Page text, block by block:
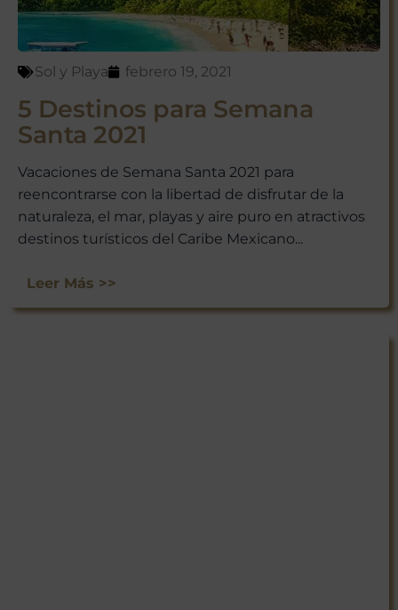
Sol y Playa febrero 19, 2021
5 Destinos para Semana
Santa 2021
Vacaciones de Semana Santa 2021 para
reencontrarse con la libertad de disfrutar de la
naturaleza, el mar, playas y aire puro en atractivos
destinos turísticos del Caribe Mexicano...
Leer Más >>
ofertas exclusivas y consejos de
viaje directamente en tu bandeja
de entrada.
¡Suscríbete y empieza a explorar
México con nosotros!
No te preocupes, respetamos tu
privacidad. Puedes darte de baja